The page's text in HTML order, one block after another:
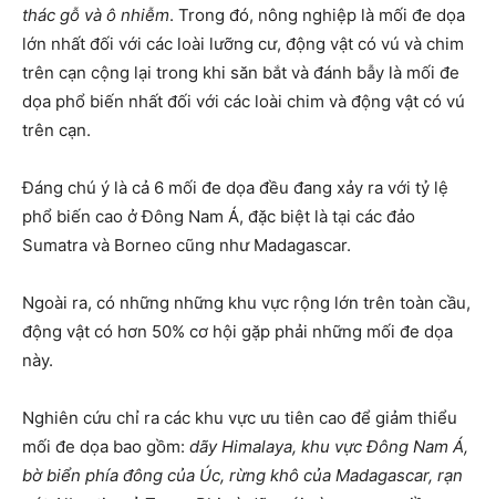
thác gỗ và ô nhiễm. Trong đó, nông nghiệp là mối đe dọa
lớn nhất đối với các loài lưỡng cư, động vật có vú và chim
trên cạn cộng lại trong khi săn bắt và đánh bẫy là mối đe
dọa phổ biến nhất đối với các loài chim và động vật có vú
trên cạn.
Đáng chú ý là cả 6 mối đe dọa đều đang xảy ra với tỷ lệ
phổ biến cao ở Đông Nam Á, đặc biệt là tại các đảo
Sumatra và Borneo cũng như Madagascar.
Ngoài ra, có những những khu vực rộng lớn trên toàn cầu,
động vật có hơn 50% cơ hội gặp phải những mối đe dọa
này.
Nghiên cứu chỉ ra các khu vực ưu tiên cao để giảm thiểu
mối đe dọa bao gồm: dãy Himalaya, khu vực Đông Nam Á,
bờ biển phía đông của Úc, rừng khô của Madagascar, rạn